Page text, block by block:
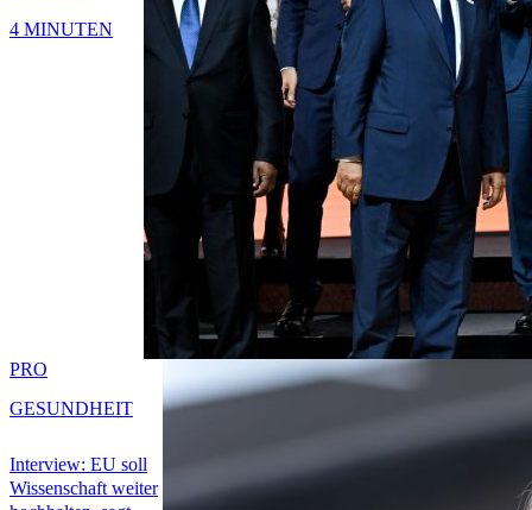
4 MINUTEN
Interview: EU soll
Wissenschaft weiter
PRO
GESUNDHEIT